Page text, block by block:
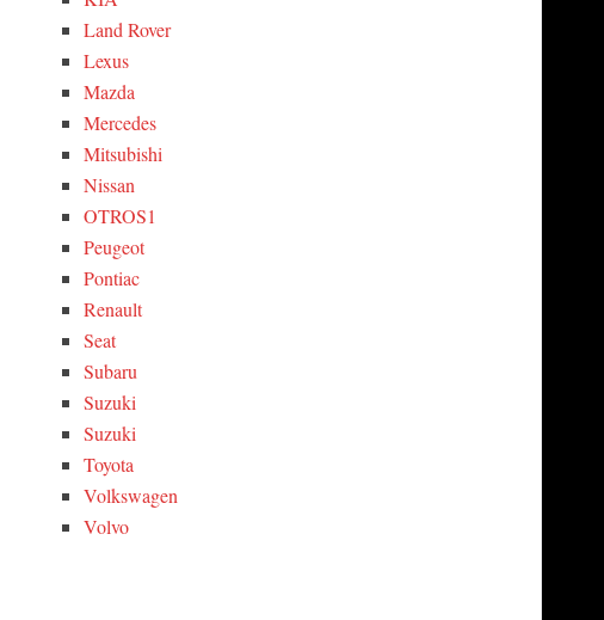
Land Rover
Lexus
Mazda
Mercedes
Mitsubishi
Nissan
OTROS1
Peugeot
Pontiac
Renault
Seat
Subaru
Suzuki
Suzuki
Toyota
Volkswagen
Volvo